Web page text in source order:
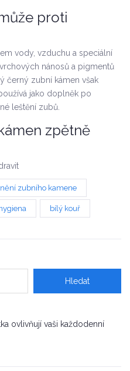
proti
vody, vzduchu a speciální
nánosů a pigmentů
černý zubní kámen však
jako doplněk po
leštění zubů.
zpětně
zubního kamene
bílý kouř
ovlivňují vaši každodenní